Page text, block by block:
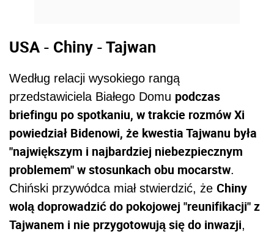
USA - Chiny - Tajwan
Według relacji wysokiego rangą
przedstawiciela Białego Domu podczas
briefingu po spotkaniu, w trakcie rozmów Xi
powiedział Bidenowi, że kwestia Tajwanu była
"największym i najbardziej niebezpiecznym
problemem" w stosunkach obu mocarstw.
Chiński przywódca miał stwierdzić, że Chiny
wolą doprowadzić do pokojowej "reunifikacji" z
Tajwanem i nie przygotowują się do inwazji,